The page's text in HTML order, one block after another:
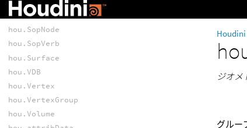
Houdini
ジオメ
グルー
hou.Selection
hou.SopNode
hou.SopVerb
hou.Surface
hou.VDB
hou.Vertex
hou.VertexGroup
hou.Volume